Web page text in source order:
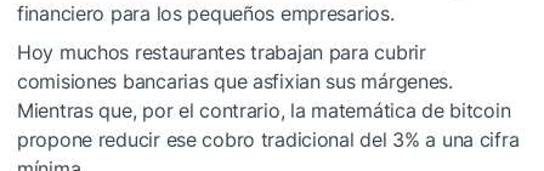
financiero para los pequeños empresarios.
Hoy muchos restaurantes trabajan para cubrir
comisiones bancarias que asfixian sus márgenes.
Mientras que, por el contrario, la matemática de bitcoin
propone reducir ese cobro tradicional del 3% a una cifra